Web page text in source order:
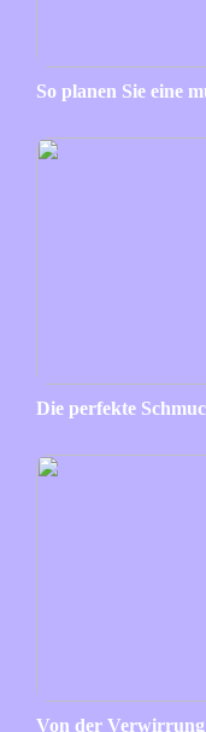
So planen Sie eine
Die perfekte
Von der